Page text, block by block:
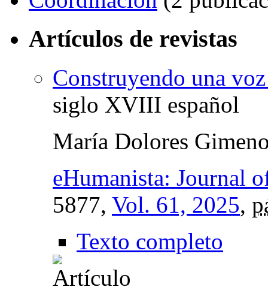
Artículos de revistas
Construyendo una
siglo XVIII español
María Dolores
eHumanista: Journal
5877, Vol. 61, 2025,
Texto completo